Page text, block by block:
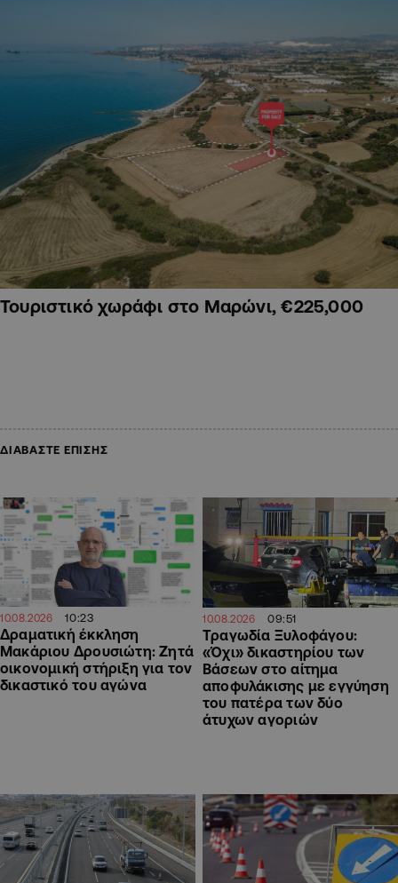
Τουριστικό χωράφι στο Μαρώνι, €225,000
ΔΙΑΒΑΣΤΕ ΕΠΙΣΗΣ
10.08.2026 10:23
Δραματική έκκληση
Μακάριου Δρουσιώτη: Ζητά
οικονομική στήριξη για τον
δικαστικό του αγώνα
10.08.2026 09:51
Τραγωδία Ξυλοφάγου:
«Όχι» δικαστηρίου των
Βάσεων στο αίτημα
αποφυλάκισης με εγγύηση
του πατέρα των δύο
άτυχων αγοριών